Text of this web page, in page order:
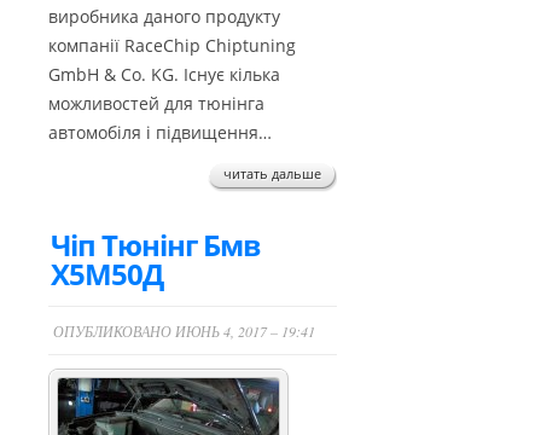
виробника даного продукту
компанії RaceChip Chiptuning
GmbH & Co. KG. Існує кілька
можливостей для тюнінга
автомобіля і підвищення…
читать дальше
Чіп Тюнінг Бмв
Х5М50Д
ОПУБЛИКОВАНО ИЮНЬ 4, 2017 – 19:41